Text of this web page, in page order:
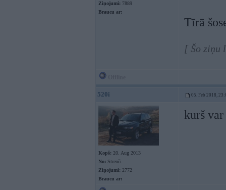
Ziņojumi: 7889
Braucu ar:
Tīrā
[ Šo ziņu
520i 05. Feb 2018,
Kopš: 20. Aug 2013
No: Strenči
Ziņojumi: 2772
Braucu ar:
kurš